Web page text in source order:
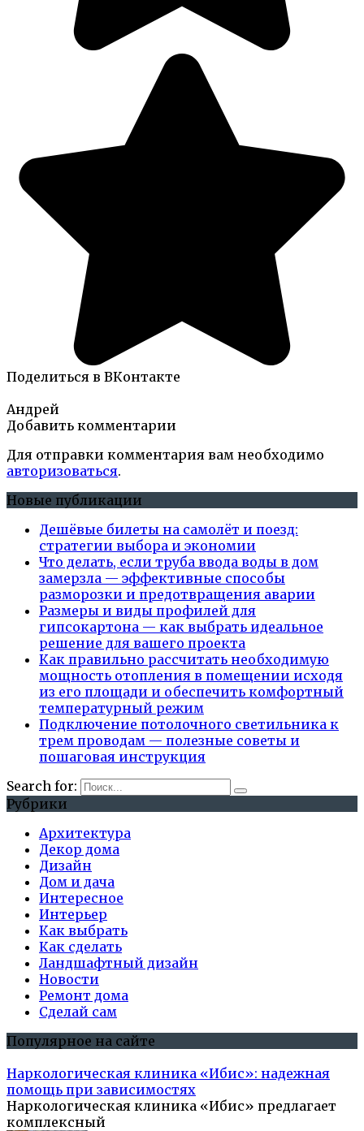
Поделиться в ВКонтакте
Андрей
Добавить комментарии
Для отправки комментария вам необходимо
авторизоваться.
Новые публикации
Дешёвые билеты на самолёт и поезд:
стратегии выбора и экономии
Что делать, если труба ввода воды в дом
замерзла — эффективные способы
разморозки и предотвращения аварии
Размеры и виды профилей для
гипсокартона — как выбрать идеальное
решение для вашего проекта
Как правильно рассчитать необходимую
мощность отопления в помещении исходя
из его площади и обеспечить комфортный
температурный режим
Подключение потолочного светильника к
трем проводам — полезные советы и
пошаговая инструкция
Search for:
Рубрики
Архитектура
Декор дома
Дизайн
Дом и дача
Интересное
Интерьер
Как выбрать
Как сделать
Ландшафтный дизайн
Новости
Ремонт дома
Сделай сам
Популярное на сайте
Наркологическая клиника «Ибис»: надежная
помощь при зависимостях
Наркологическая клиника «Ибис» предлагает
комплексный